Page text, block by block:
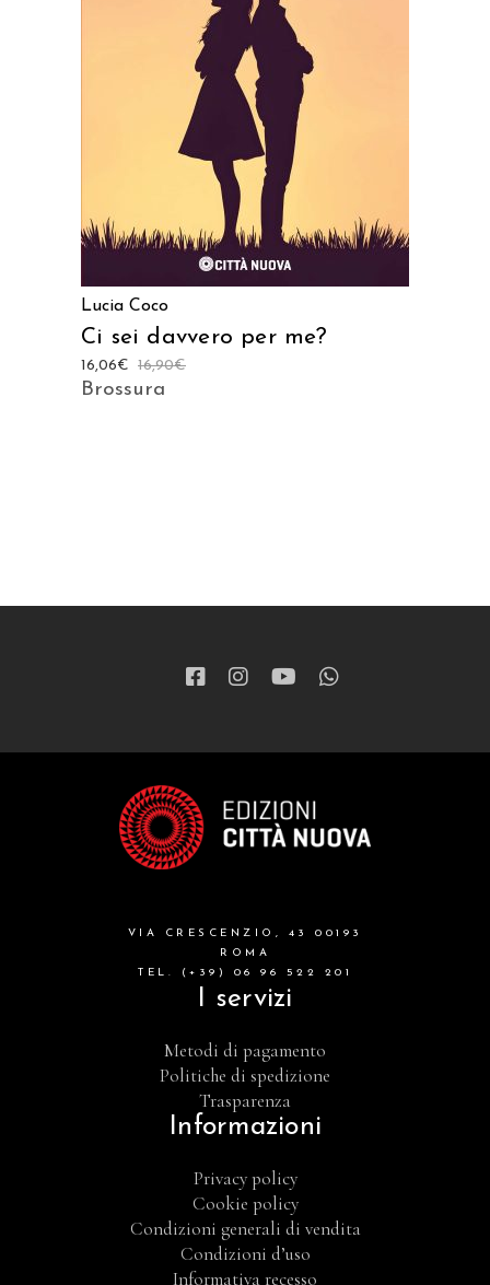
AGGIUNGI AL CARRELLO
Lucia Coco
Ci sei davvero per me?
16,90€
16,06€
Brossura
VIA CRESCENZIO, 43 00193
ROMA
TEL. (+39) 06 96 522 201
I servizi
Metodi di pagamento
Politiche di spedizione
Trasparenza
Informazioni
Privacy policy
Cookie policy
Condizioni generali di vendita
Condizioni d’uso
Informativa recesso